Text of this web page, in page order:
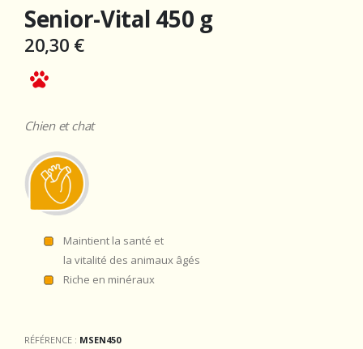
Senior-Vital 450 g
20,30 €
Chien et chat
Maintient la santé et
la vitalité des animaux âgés
Riche en minéraux
RÉFÉRENCE : MSEN450